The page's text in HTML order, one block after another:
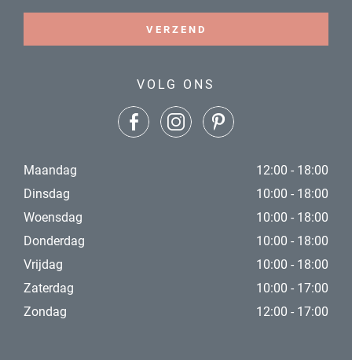
VERZEND
VOLG ONS
Maandag
12:00 - 18:00
Dinsdag
10:00 - 18:00
Woensdag
10:00 - 18:00
Donderdag
10:00 - 18:00
Vrijdag
10:00 - 18:00
Zaterdag
10:00 - 17:00
Zondag
12:00 - 17:00